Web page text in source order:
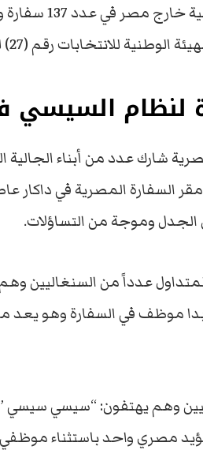
رقم (27) لسنة 2023 بتحديد مقراتها وعناوينها.
لنظام السيسي
شارك عدد من أبناء الجالية
مقر السفارة المصرية في
الجدل وموجة من التساؤلات.
عدداً من السنغاليين
موظف في السفارة وهو يعد
وهم يهتفون: “سيسي سيسي
مصري واحد باستثناء